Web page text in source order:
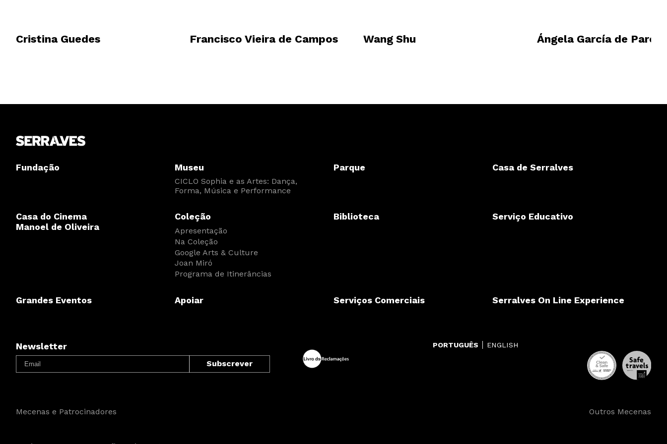
Cristina Guedes Francisco Vieira de Campos Wang Shu Ángela García de
Fundação Museu
CICLO Sophia e as Artes: Dança,
Forma, Música e Performance
Parque Casa de Serralves
Casa do Cinema
Manoel de Oliveira
Coleção
Apresentação
Na Coleção
Google Arts & Culture
Joan Miró
Programa de Itinerâncias
Biblioteca Serviço Educativo
Grandes Eventos Apoiar Serviços Comerciais Serralves On Line Experience
Newsletter PORTUGUÊS ENGLISH
Mecenas e Patrocinadores Outros Mecenas